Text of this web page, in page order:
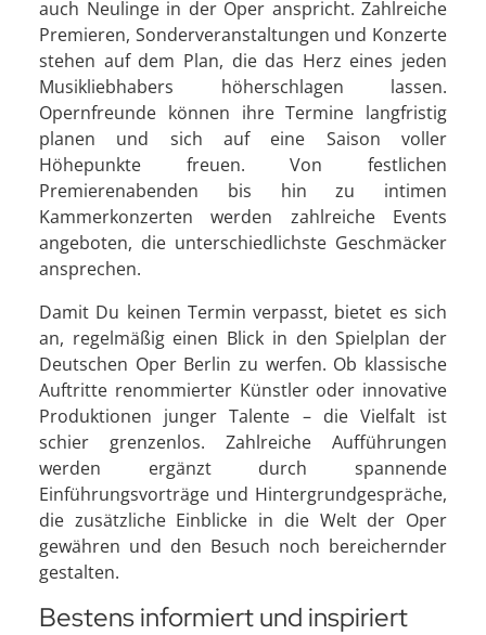
auch Neulinge in der Oper anspricht. Zahlreiche
Premieren, Sonderveranstaltungen und Konzerte
stehen auf dem Plan, die das Herz eines jeden
Musikliebhabers höherschlagen lassen.
Opernfreunde können ihre Termine langfristig
planen und sich auf eine Saison voller
Höhepunkte freuen. Von festlichen
Premierenabenden bis hin zu intimen
Kammerkonzerten werden zahlreiche Events
angeboten, die unterschiedlichste Geschmäcker
ansprechen.
Damit Du keinen Termin verpasst, bietet es sich
an, regelmäßig einen Blick in den Spielplan der
Deutschen Oper Berlin zu werfen. Ob klassische
Auftritte renommierter Künstler oder innovative
Produktionen junger Talente – die Vielfalt ist
schier grenzenlos. Zahlreiche Aufführungen
werden ergänzt durch spannende
Einführungsvorträge und Hintergrundgespräche,
die zusätzliche Einblicke in die Welt der Oper
gewähren und den Besuch noch bereichernder
gestalten.
Bestens informiert und inspiriert